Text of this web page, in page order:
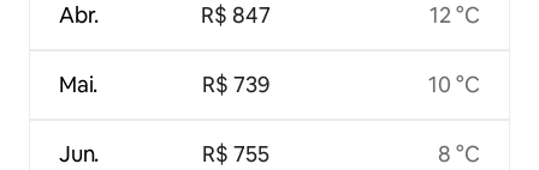
Abr.
Mai.
Jun.
R$ 847
R$ 739
R$ 755
12 °C
10 °C
8 °C